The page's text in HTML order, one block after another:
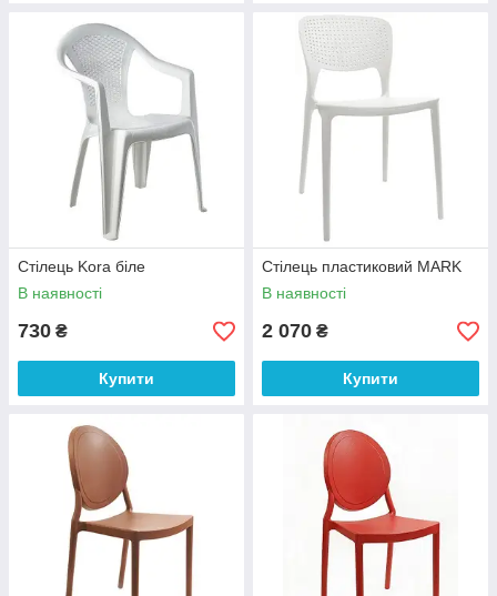
Стілець Kora біле
В наявності
730 ₴
Купити
Стілець пластиковий MARK
В наявності
2 070 ₴
Купити